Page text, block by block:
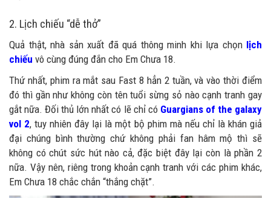
2. Lịch chiếu “dễ thở”
Quả thật, nhà sản xuất đã quá thông minh khi lựa chọn lịch
chiếu vô cùng đúng đắn cho Em Chưa 18.
Thứ nhất, phim ra mắt sau Fast 8 hẳn 2 tuần, và vào thời điểm
đó thì gần như không còn tên tuổi sừng sỏ nào cạnh tranh gay
gắt nữa. Đối thủ lớn nhất có lẽ chỉ có Guargians of the galaxy
vol 2, tuy nhiên đây lại là một bộ phim mà nếu chỉ là khán giả
đại chúng bình thường chứ không phải fan hâm mộ thì sẽ
không có chút sức hút nào cả, đặc biệt đây lại còn là phần 2
nữa. Vậy nên, riêng trong khoản cạnh tranh với các phim khác,
Em Chưa 18 chắc chắn “thắng chặt”.